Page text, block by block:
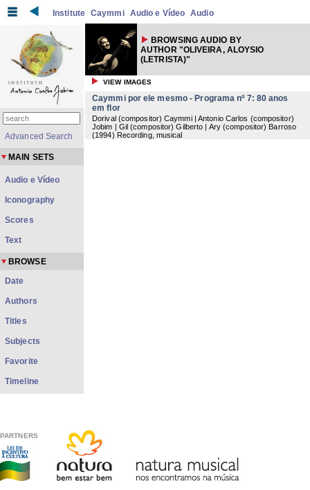
Institute Caymmi Audio e Vídeo Audio
BROWSING AUDIO BY
AUTHOR "OLIVEIRA, ALOYSIO
(LETRISTA)"
VIEW IMAGES
Caymmi por ele mesmo - Programa nº 7: 80 anos
em flor
Dorival (compositor) Caymmi | Antonio Carlos (compositor)
Jobim | Gil (compositor) Gilberto | Ary (compositor) Barroso
(1994) Recording, musical
Advanced Search
MAIN SETS
Audio e Vídeo
Iconography
Scores
Text
BROWSE
Date
Authors
Titles
Subjects
Favorite
Timeline
PARTNERS